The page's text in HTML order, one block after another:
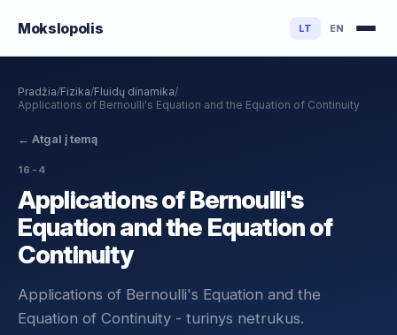
Mokslopolis LT EN
Pradžia/Fizika/Fluidų dinamika/
Applications of Bernoulli's Equation and the Equation of Continuity
← Atgal į temą
16-4
Applications of Bernoulli's
Equation and the Equation of
Continuity
Applications of Bernoulli's Equation and the
Equation of Continuity - turinys netrukus.